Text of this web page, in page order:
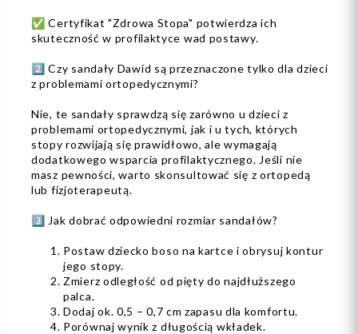
✅ Certyfikat "Zdrowa Stopa" potwierdza ich
skuteczność w profilaktyce wad postawy.
2️⃣ Czy sandały Dawid są przeznaczone tylko dla dzieci
z problemami ortopedycznymi?
Nie, te sandały sprawdzą się zarówno u dzieci z
problemami ortopedycznymi, jak i u tych, których
stopy rozwijają się prawidłowo, ale wymagają
dodatkowego wsparcia profilaktycznego. Jeśli nie
masz pewności, warto skonsultować się z ortopedą
lub fizjoterapeutą.
3️⃣ Jak dobrać odpowiedni rozmiar sandałów?
Postaw dziecko boso na kartce i obrysuj kontur
jego stopy.
Zmierz odległość od pięty do najdłuższego
palca.
Dodaj ok. 0,5 – 0,7 cm zapasu dla komfortu.
Porównaj wynik z długością wkładek.